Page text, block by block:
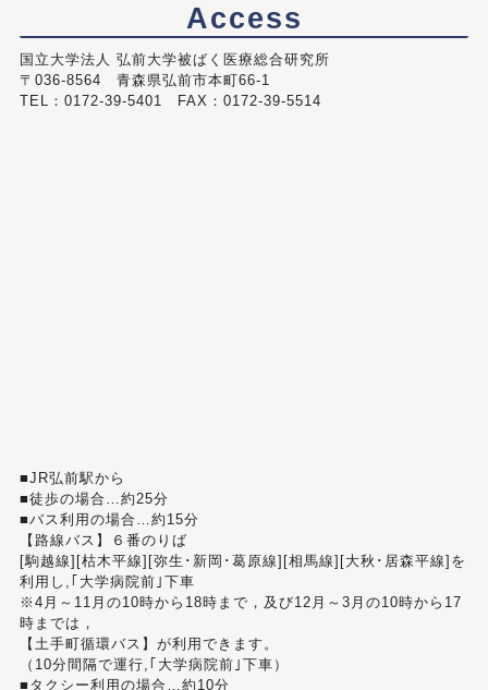
Access
国立大学法人 弘前大学被ばく医療総合研究所
〒036-8564 青森県弘前市本町66-1
TEL：0172-39-5401 FAX：0172-39-5514
■JR弘前駅から
■徒歩の場合…約25分
■バス利用の場合…約15分
【路線バス】６番のりば
[駒越線][枯木平線][弥生･新岡･葛原線][相馬線][大秋･居森平線]を
利用し,｢大学病院前｣下車
※4月～11月の10時から18時まで，及び12月～3月の10時から17
時までは，
【土手町循環バス】が利用できます。
（10分間隔で運行,｢大学病院前｣下車）
■タクシー利用の場合…約10分